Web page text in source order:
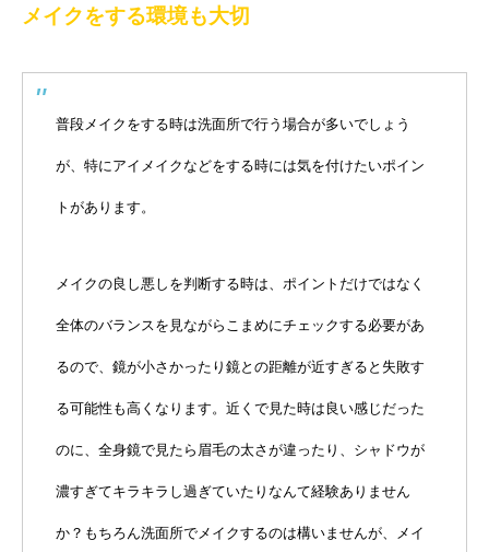
メイクをする環境も大切
普段メイクをする時は洗面所で行う場合が多いでしょう
が、特にアイメイクなどをする時には気を付けたいポイン
トがあります。
メイクの良し悪しを判断する時は、ポイントだけではなく
全体のバランスを見ながらこまめにチェックする必要があ
るので、鏡が小さかったり鏡との距離が近すぎると失敗す
る可能性も高くなります。近くで見た時は良い感じだった
のに、全身鏡で見たら眉毛の太さが違ったり、シャドウが
濃すぎてキラキラし過ぎていたりなんて経験ありません
か？もちろん洗面所でメイクするのは構いませんが、メイ